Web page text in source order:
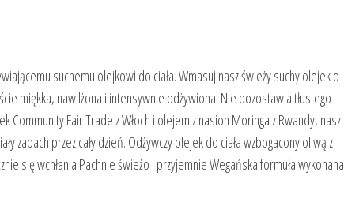
suchemu olejkowi do ciała. Wmasuj nasz świeży suchy olejek o
miękka, nawilżona i intensywnie odżywiona. Nie pozostawia tłustego
Community Fair Trade z Włoch i olejem z nasion Moringa z Rwandy, nasz
zapach przez cały dzień. Odżywczy olejek do ciała wzbogacony oliwą z
się wchłania Pachnie świeżo i przyjemnie Wegańska formuła wykonana